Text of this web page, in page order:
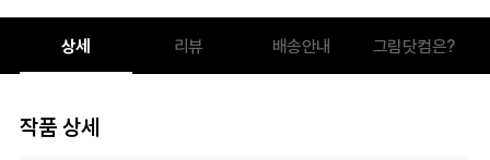
상세 리뷰 배송안내 그림닷컴은?
작품 상세